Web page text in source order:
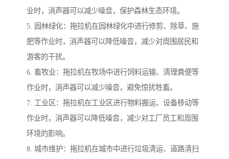
业时，消声器可以减少噪音，保护森林生态环境。
5. 园林绿化：拖拉机在园林绿化中进行修剪、除草、施
肥等作业时，消声器可以降低噪音，减少对周围居民和
游客的干扰。
6. 畜牧业：拖拉机在牧场中进行饲料运输、清理粪便等
作业时，消声器可以减少噪音，避免惊扰牲畜。
7. 工业区：拖拉机在工业区进行物料搬运、设备移动等
作业时，消声器可以降低噪音，减少对工厂员工和周围
环境的影响。
8. 城市维护：拖拉机在城市中进行垃圾清运、道路清扫